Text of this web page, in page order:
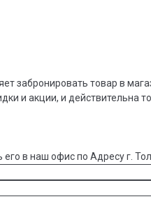
забронировать товар в
и акции, и действительна
в наш офис по Адресу г.